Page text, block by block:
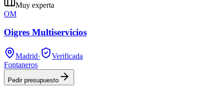
Muy experta
OM
Oigres Multiservicios
Madrid·
Verificada
Fontaneros
Pedir presupuesto